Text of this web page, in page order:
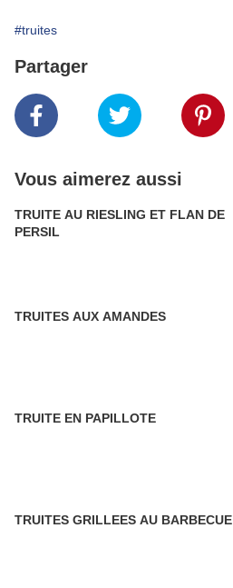
#truites
Partager
Vous aimerez aussi
TRUITE AU RIESLING ET FLAN DE
PERSIL
TRUITES AUX AMANDES
TRUITE EN PAPILLOTE
TRUITES GRILLEES AU BARBECUE